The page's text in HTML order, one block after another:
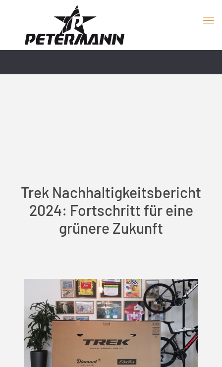
Trek Nachhaltigkeitsbericht
2024: Fortschritt für eine
grünere Zukunft